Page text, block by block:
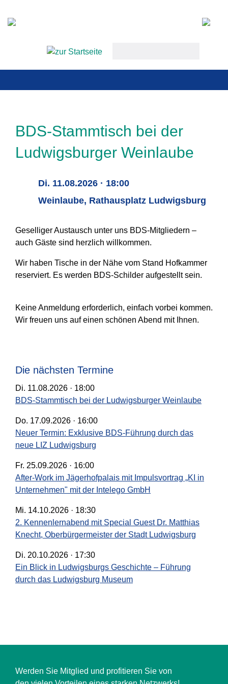
BDS-Stammtisch bei der
Ludwigsburger Weinlaube
Di. 11.08.2026 · 18:00
Weinlaube, Rathausplatz Ludwigsburg
Geselliger Austausch unter uns BDS-Mitgliedern –
auch Gäste sind herzlich willkommen.
Wir haben Tische in der Nähe vom Stand Hofkammer
reserviert. Es werden BDS-Schilder aufgestellt sein.
Keine Anmeldung erforderlich, einfach vorbei kommen.
Wir freuen uns auf einen schönen Abend mit Ihnen.
Die nächsten Termine
Di. 11.08.2026 · 18:00
BDS-Stammtisch bei der Ludwigsburger Weinlaube
Do. 17.09.2026 · 16:00
Neuer Termin: Exklusive BDS-Führung durch das
neue LIZ Ludwigsburg
Fr. 25.09.2026 · 16:00
After-Work im Jägerhofpalais mit Impulsvortrag „KI in
Unternehmen" mit der Intelego GmbH
Mi. 14.10.2026 · 18:30
2. Kennenlernabend mit Special Guest Dr. Matthias
Knecht, Oberbürgermeister der Stadt Ludwigsburg
Di. 20.10.2026 · 17:30
Ein Blick in Ludwigsburgs Geschichte – Führung
durch das Ludwigsburg Museum
Werden Sie Mitglied und profitieren Sie von